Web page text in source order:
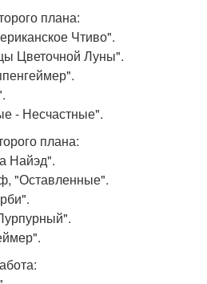
плана:
Чтиво".
Цветочной Луны".
- Несчастные".
плана:
Найэд".
"Оставленные".